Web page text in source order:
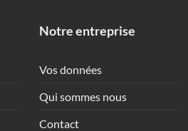
Notre entreprise
Vos données
Qui sommes nous
Contact